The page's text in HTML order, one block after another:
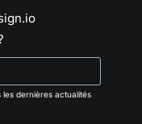
les dernières actualités